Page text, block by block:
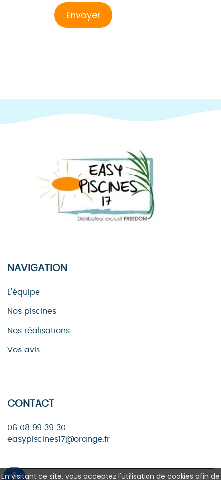
Envoyer
NAVIGATION
L'équipe
Nos piscines
Nos réalisations
Vos avis
CONTACT
06 08 99 39 30
easypiscines17@orange.fr
En visitant ce site, vous acceptez l'utilisation de cookies afin de